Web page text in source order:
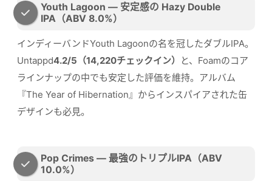
Youth Lagoon — 安定感の Hazy Double
IPA（ABV 8.0%）
インディーバンドYouth Lagoonの名を冠したダブルIPA。
Untappd4.2/5（14,220チェックイン）
と、Foamのコア
ラインナップの中でも安定した評価を維持。アルバム
『The Year of Hibernation』からインスパイアされた缶
デザインも必見。
Pop Crimes — 最強のトリプルIPA（ABV
10.0%）